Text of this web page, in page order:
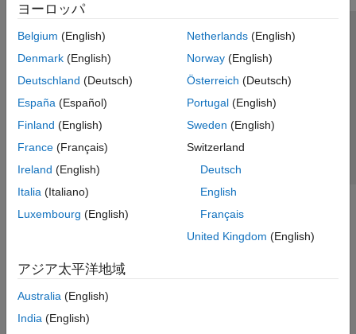
ヨーロッパ
Belgium (English)
Denmark (English)
Deutschland (Deutsch)
España (Español)
Finland (English)
France (Français)
Ireland (English)
Italia (Italiano)
Luxembourg (English)
Netherlands(English)
Norway(English)
Österreich (Deutsch)
Portugal(English)
Sweden (English)
Switzerland
Deutsch
English
Français
United Kingdom (English)
アジア太平洋地域
Australia (English)
India (English)
トラストセンター
プライバシー ポリシー
違法コピー防止
アプリケーション ステータス
© 1994-2026 The MathWorks, Inc.